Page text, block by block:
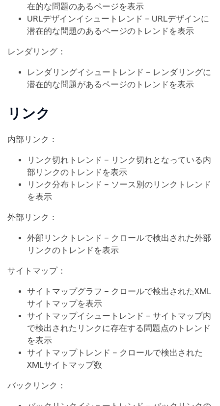
在的な問題のあるページを表示
URLデザインイシュートレンド – URLデザインに
潜在的な問題のあるページのトレンドを表示
レンダリング：
レンダリングイシュートレンド – レンダリングに
潜在的な問題があるページのトレンドを表示
リンク
内部リンク：
リンク切れトレンド – リンク切れとなっている内
部リンクのトレンドを表示
リンク分布トレンド – ソース別のリンクトレンド
を表示
外部リンク：
外部リンクトレンド – クロールで検出された外部
リンクのトレンドを表示
サイトマップ：
サイトマップグラフ – クロールで検出されたXML
サイトマップを表示
サイトマップイシュートレンド – サイトマップ内
で検出されたリンクに存在する問題点のトレンド
を表示
サイトマップトレンド – クロールで検出された
XMLサイトマップ数
バックリンク：